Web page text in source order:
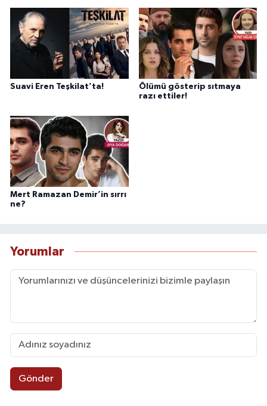
Suavi Eren Teşkilat’ta!
Ölümü gösterip sıtmaya
razı ettiler!
Mert Ramazan Demir’in sırrı
ne?
Yorumlar
Gönder